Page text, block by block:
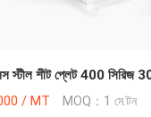
স্টীল শীট প্লেট 400 সিরিজ
/ MT MOQ：1 মে.টন